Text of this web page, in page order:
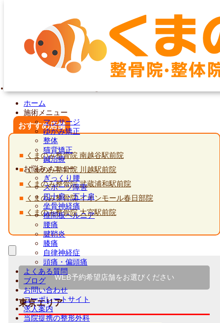
ホーム
施術メニュー
マッサージ
ゆがみ矯正
整体
猫背矯正
鍼治療
お悩みメニュー
ぎっくり腰
スポーツ障害
四十肩・五十肩
坐骨神経痛
椎間板ヘルニア
腰痛
腱鞘炎
膝痛
自律神経症
頭痛・偏頭痛
よくある質問
ブログ
お問い合わせ
コーポレートサイト
求人案内
当院提携の整形外科
おすすめ店舗
くまのみ整骨院 南越谷駅前院
くまのみ整骨院 川越駅前院
くまのみ整骨院 武蔵浦和駅前院
くまのみ整骨院 イオンモール春日部院
くまのみ整骨院 大宮駅前院
WEB予約希望店舗をお選びください
東京エリア